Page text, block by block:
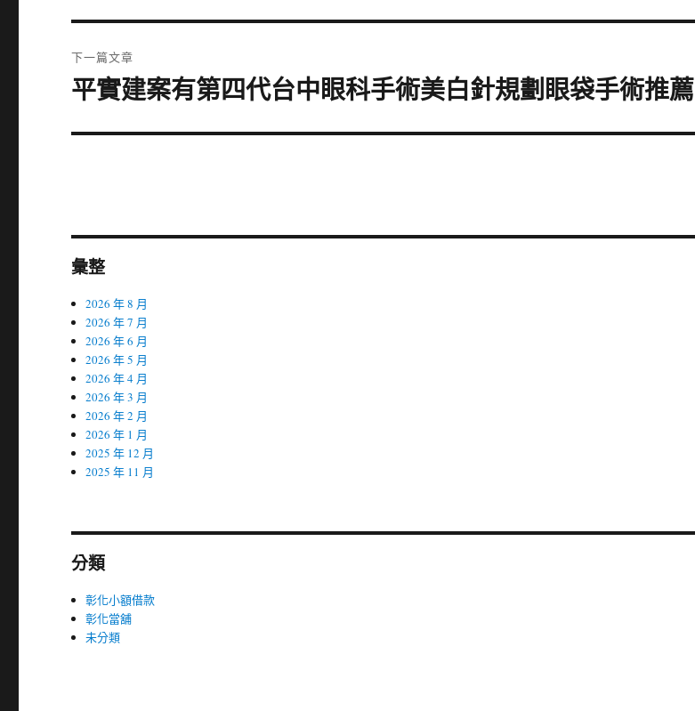
篇
下一篇文章
下
篇
平實建案有第四代台中眼科手術美白針規劃眼袋手術推薦
彙整
2026 年 8 月
2026 年 7 月
2026 年 6 月
2026 年 5 月
2026 年 4 月
2026 年 3 月
2026 年 2 月
2026 年 1 月
2025 年 12 月
2025 年 11 月
分類
彰化小額借款
彰化當舖
未分類